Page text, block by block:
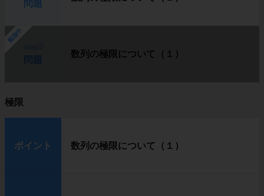
問題
勉強中
数列の極限について（１）
極限
ポイント 数列の極限について（１）